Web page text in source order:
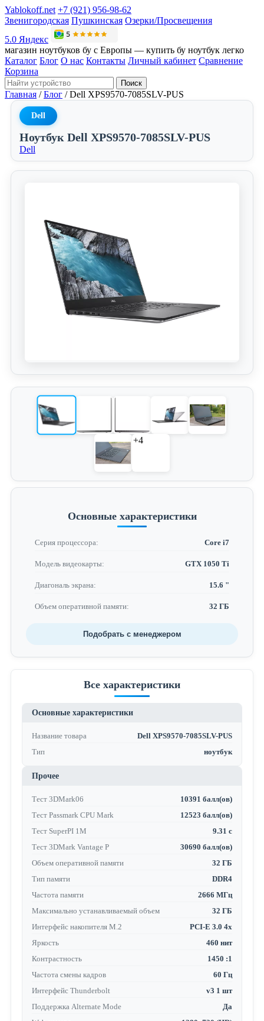
Yablokoff.net +7 (921) 956-98-62
Звенигородская Пушкинская Озерки/Просвещения
5.0 Яндекс
магазин ноутбуков бу с Европы — купить бу ноутбук легко
Каталог Блог О нас Контакты Личный кабинет Сравнение
Корзина
Поиск
Главная / Блог / Dell XPS9570-7085SLV-PUS
Dell
Ноутбук Dell XPS9570-7085SLV-PUS
Dell
+4
Основные характеристики
Серия процессора: Core i7
Модель видеокарты: GTX 1050 Ti
Диагональ экрана: 15.6 "
Объем оперативной памяти: 32 ГБ
Подобрать с менеджером
Все характеристики
Основные характеристики
Название товара
Dell XPS9570-7085SLV-PUS
Тип
ноутбук
Прочее
Тест 3DMark06
10391 балл(ов)
Тест Passmark CPU Mark
12523 балл(ов)
Тест SuperPI 1M
9.31 с
Тест 3DMark Vantage P
30690 балл(ов)
Объем оперативной памяти
32 ГБ
Тип памяти
DDR4
Частота памяти
2666 МГц
Максимально устанавливаемый объем
32 ГБ
Интерфейс накопителя M.2
PCI-E 3.0 4x
Яркость
460 нит
Контрастность
1450 :1
Частота смены кадров
60 Гц
Интерфейс Thunderbolt
v3 1 шт
Поддержка Alternate Mode
Да